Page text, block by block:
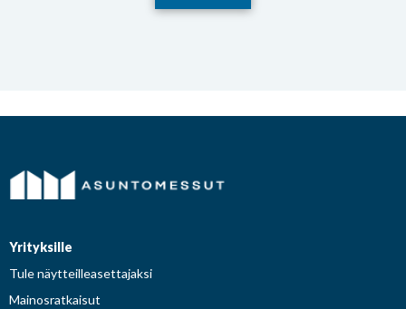
Yrityksille
Tule näytteilleasettajaksi
Mainosratkaisut